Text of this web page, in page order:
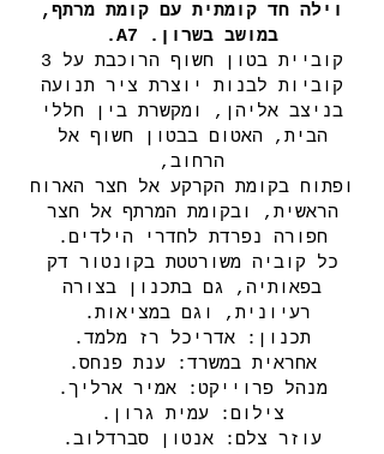
וילה חד קומתית עם קומת מרתף,
במושב בשרון. A7.
קוביית בטון חשוף הרוכבת על 3
קוביות לבנות יוצרת ציר תנועה
בניצב אליהן, ומקשרת בין חללי
הבית, האטום בבטון חשוף אל
הרחוב,
ופתוח בקומת הקרקע אל חצר הארוח
הראשית, ובקומת המרתף אל חצר
חפורה נפרדת לחדרי הילדים.
כל קוביה משורטטת בקונטור דק
בפאותיה, גם בתכנון בצורה
רעיונית, וגם במציאות.
תכנון: אדריכל רז מלמד.
אחראית במשרד: ענת פנחס.
מנהל פרוייקט: אמיר ארליך.
צילום: עמית גרון.
עוזר צלם: אנטון סברדלוב.